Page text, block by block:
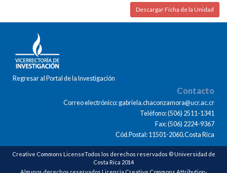
Descargar Ficha de la Unidad
Regresar al Portal de la Investigación
Contacto
Correo electrónico: gabriela.chaconzamora@ucr.ac.cr
Teléfono: (506) 2511-1341
Fax: (506) 2224-9367
Cód.Postal: 11501-2060,Costa Rica
Creative Commons LicenseTodos los derechos reservados © Universidad de
Costa Rica 2014